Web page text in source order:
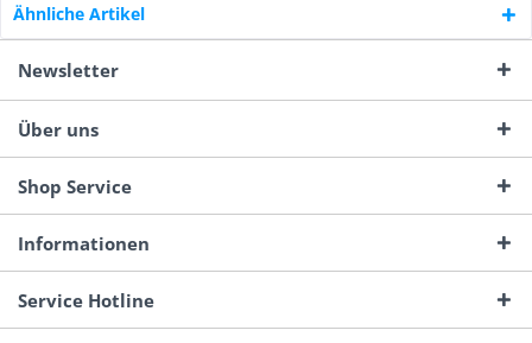
Ähnliche Artikel
Newsletter
Über uns
Shop Service
Informationen
Service Hotline